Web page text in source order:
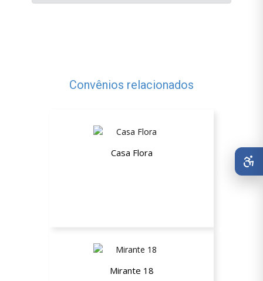
Convênios relacionados
Casa Flora
Mirante 18